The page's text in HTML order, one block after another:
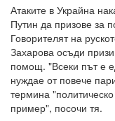
Атаките в Украйна
Путин да призове за
Говорителят на
Захарова осъди
помощ. "Всеки път е
нуждае от повече
термина
пример", посочи тя.